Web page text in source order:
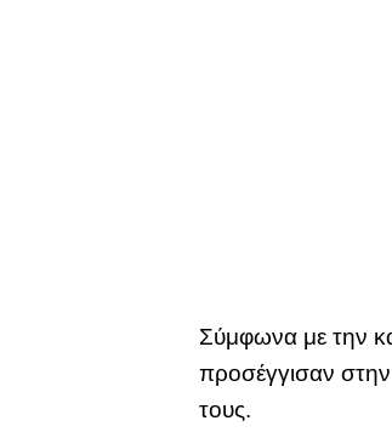
Σύμφωνα με την
προσέγγισαν
τους.